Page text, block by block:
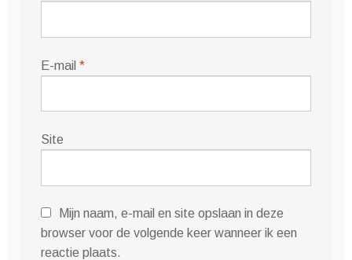
E-mail *
Site
Mijn naam, e-mail en site opslaan in deze
browser voor de volgende keer wanneer ik een
reactie plaats.